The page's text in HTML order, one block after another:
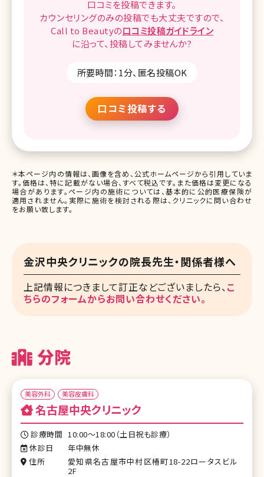
口コミを投稿できます。
カウンセリングのみの投稿でも大丈夫ですので、
Call to Beautyの口コミ投稿ガイドライン
に沿って、投稿してみませんか?
所要時間：1分、匿名投稿OK
口コミ投稿する
＊本ページ内の情報は、画像を含め、公式ホームページから引用していま
す。価格は、特に記載がない場合、すべて税込です。また価格は変更になる
場合があります。ページ内の施術については、基本的に公的医療保険が
適用されません。実際に施術を検討される際は、クリニックに問い合わせ
をお願い致します。
金沢中央クリニックの院長先生・関係者様へ
上記情報につきまして訂正などございましたら、こ
ちらのフォームからお問い合わせください。
分院
美容外科 美容皮膚科
名古屋中央クリニック
診療時間 10:00～18:00（土日祝も診療）
休診日
年中無休
住所
愛知県名古屋市中村区椿町18-22ロータスビル
2F